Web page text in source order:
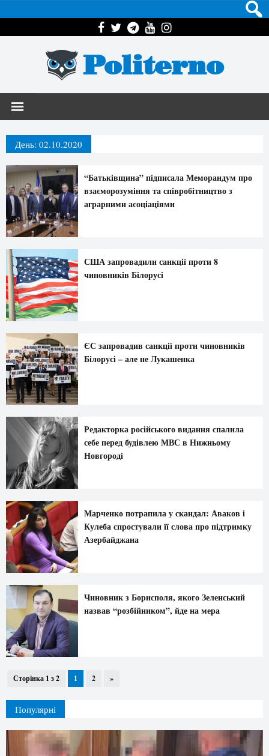
Politerno
День: 02.10.2020
“Батьківщина” підписала Меморандум про
взаєморозуміння та співробітництво з
аграрними асоціаціями
США запровадили санкції проти 8
чиновників Білорусі
ЄС запровадив санкції проти чиновників
Білорусі – але не Лукашенка
Редакторка російського видання спалила
себе перед будівлею МВС в Нижньому
Новгороді
Марченко потрапила у скандал: Аваков і
Кулеба спростували її слова про підтримку
Азербайджана
Чиновник з Борисполя, якого Зеленський
назвав “розбійником”, йде на мера
Сторінка 1 з 2 1 2 »
Популярні